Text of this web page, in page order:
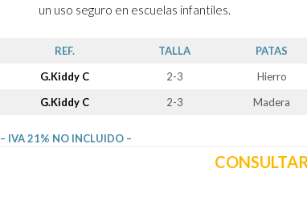
un uso seguro en escuelas infantiles.
REF. TALLA PATAS
G.Kiddy C
2-3 Hierro
G.Kiddy C
2-3 Madera
– IVA 21% NO INCLUIDO –